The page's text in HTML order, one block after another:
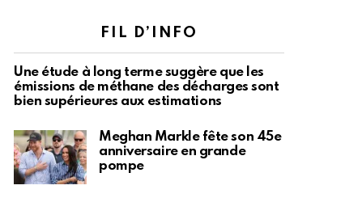
FIL D’INFO
Une étude à long terme suggère que les
émissions de méthane des décharges sont
bien supérieures aux estimations
Meghan Markle fête son 45e
anniversaire en grande
pompe